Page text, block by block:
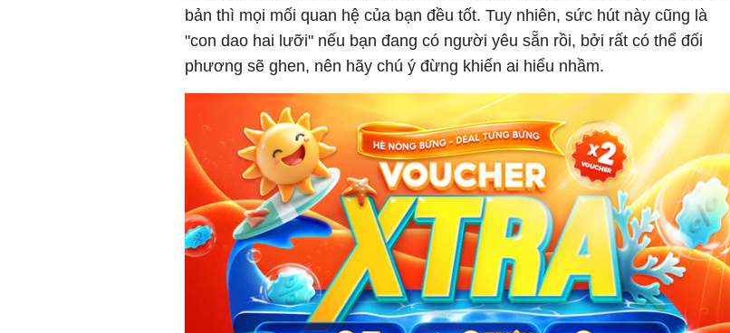
bản thì mọi mối quan hệ của bạn đều tốt. Tuy nhiên, sức hút này cũng là
"con dao hai lưỡi" nếu bạn đang có người yêu sẵn rồi, bởi rất có thể đối
phương sẽ ghen, nên hãy chú ý đừng khiến ai hiểu nhầm.